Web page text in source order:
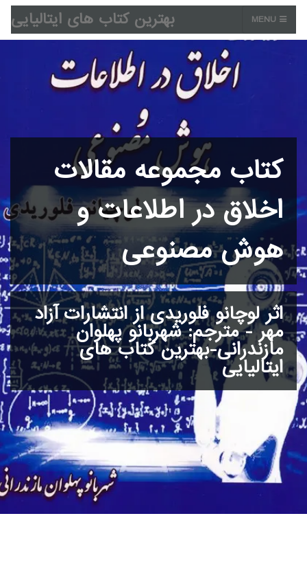
بهترین کتاب های ایتالیایی MENU
کتاب مجموعه مقالات
اخلاق در اطلاعات و
هوش مصنوعی
اثر لوچانو فلوریدی از انتشارات آزاد
مهر - مترجم: شهربانو پهلوان
مازندرانی-بهترین کتاب های
ایتالیایی